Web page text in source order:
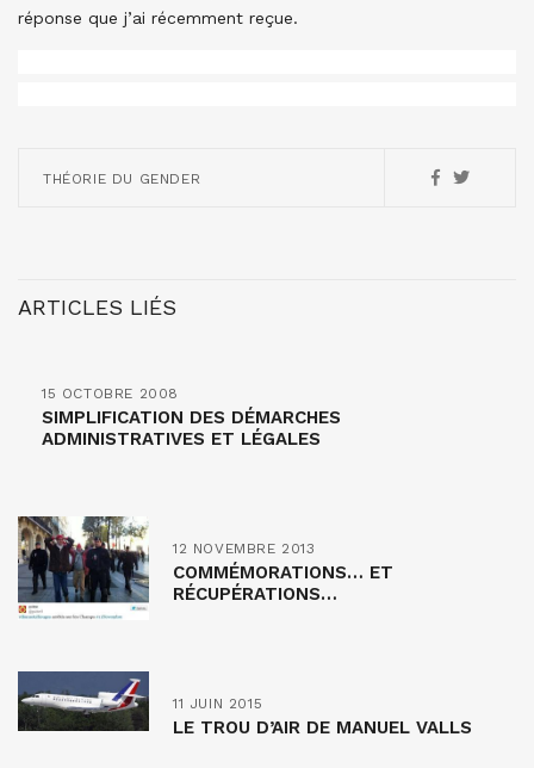
réponse que j’ai récemment reçue.
THÉORIE DU GENDER
ARTICLES LIÉS
15 OCTOBRE 2008
SIMPLIFICATION DES DÉMARCHES
ADMINISTRATIVES ET LÉGALES
12 NOVEMBRE 2013
COMMÉMORATIONS… ET
RÉCUPÉRATIONS…
11 JUIN 2015
LE TROU D’AIR DE MANUEL VALLS